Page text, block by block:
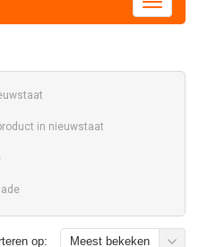
in nieuwstaat
op: Meest bekeken